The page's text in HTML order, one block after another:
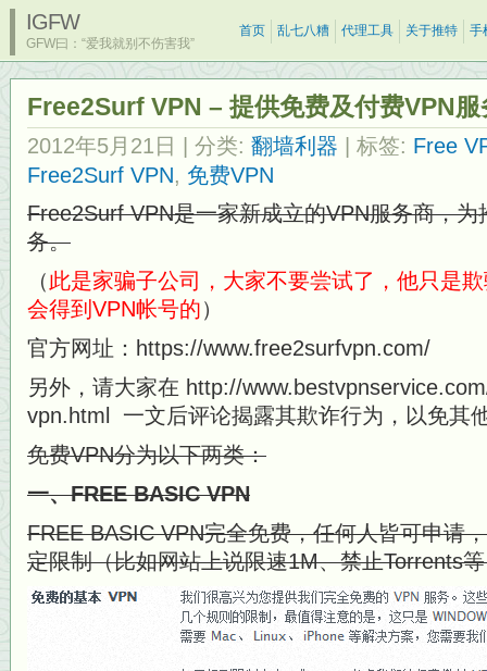
IGFW
GFW曰：“爱我就别不伤害我”
首页 乱七八糟 代理工具 关于推特 手
Free2Surf VPN – 提供免费及付费VPN服
2012年5月21日 | 分类: 翻墙利器 | 标签: Free
Free2Surf VPN, 免费VPN
Free2Surf VPN是一家新成立的VPN服务商，
务。
（此是家骗子公司，大家不要尝试了，他只是
会得到VPN帐号的）
官方网址：https://www.free2surfvpn.com/
另外，请大家在 http://
vpn.html 一文后评论揭露其欺诈行为，以免其
免费VPN分为以下两类：
一、FREE BASIC VPN
FREE BASIC VPN完全免费，任何人皆可申请
定限制（比如网站上说限速1M、禁止Torrents